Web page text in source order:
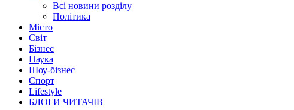
Всі новини розділу
Політика
Місто
Світ
Бізнес
Наука
Шоу-бізнес
Спорт
Lifestyle
БЛОГИ ЧИТАЧІВ